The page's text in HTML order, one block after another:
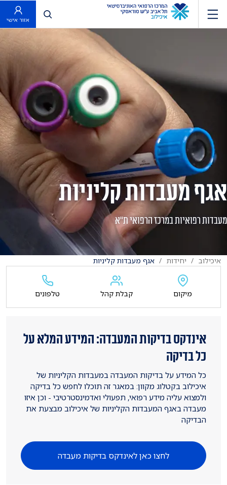
פתח חיפוש
אזור אישי
אגף מעבדות קליניות
מעבדות רפואיות במרכז הרפואי ת"א
איכילוב יחידות אגף מעבדות קליניות
אינדקס בדיקות המעבדה: המידע המלא על
כל בדיקה
כל המידע על בדיקות המעבדה במעבדות הקליניות של
איכילוב בקטלוג מקוון: במאגר זה תוכלו לחפש כל בדיקה
ולמצוא עליה מידע רפואי, תפעולי ואדמינסטרטיבי - וכן איזו
מעבדה באגף המעבדות הקליניות של איכילוב מבצעת את
הבדיקה
לחצו כאן לאינדקס בדיקות מעבדה
מיקום קבלת קהל טלפונים